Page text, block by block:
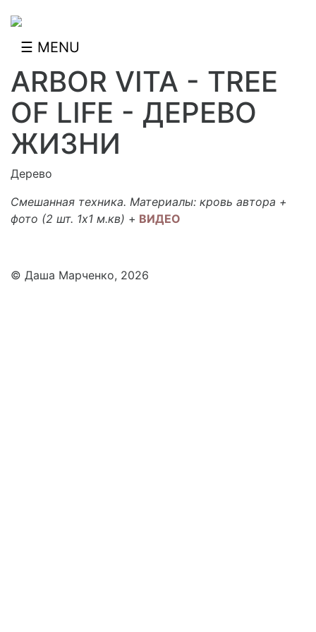
Jump to navigation
☰ MENU
ARBOR VITA - TREE
OF LIFE - ДЕРЕВО
ЖИЗНИ
Дерево
Смешанная техника. Материалы: кровь автора +
фото (2 шт. 1х1 м.кв) + ВИДЕО
© Даша Марченко, 2026